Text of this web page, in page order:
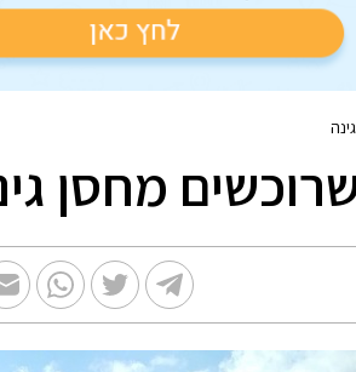
מחסן